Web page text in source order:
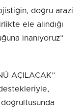
doğru arazi
ele alındığı
inanıyoruz”
AÇILACAK”
destekleriyle,